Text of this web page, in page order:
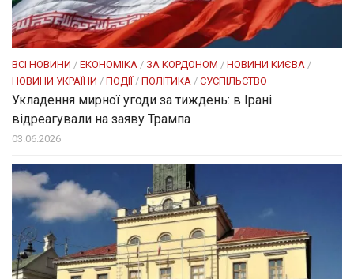
ВСІ НОВИНИ / ЕКОНОМІКА / ЗА КОРДОНОМ / НОВИНИ КИЄВА /
НОВИНИ УКРАЇНИ / ПОДІЇ / ПОЛІТИКА / СУСПІЛЬСТВО
Укладення мирної угоди за тиждень: в Ірані
відреагували на заяву Трампа
03.06.2026